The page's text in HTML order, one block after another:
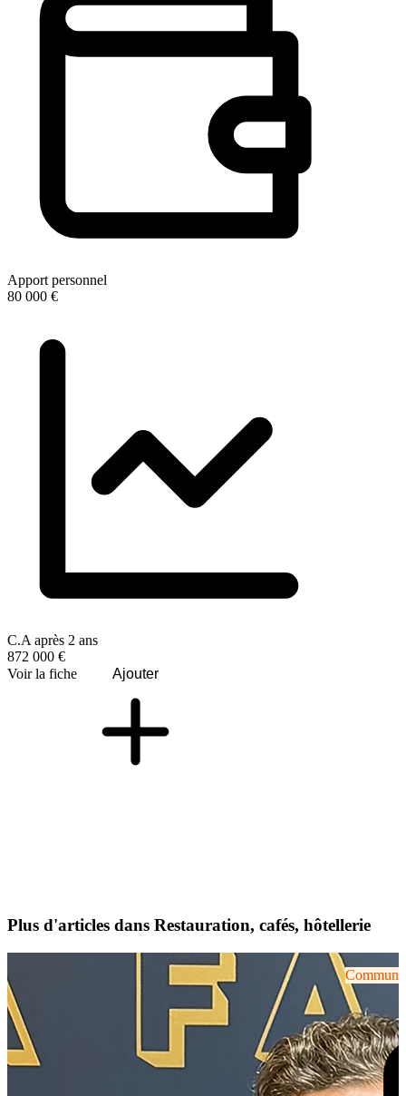
Apport personnel
80 000 €
C.A après 2 ans
872 000 €
Voir la fiche
Ajouter
Plus d'articles dans Restauration, cafés, hôtellerie